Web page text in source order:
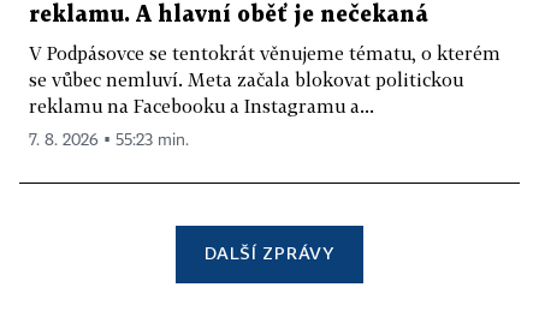
reklamu. A hlavní oběť je nečekaná
V Podpásovce se tentokrát věnujeme tématu, o kterém
se vůbec nemluví. Meta začala blokovat politickou
reklamu na Facebooku a Instagramu a...
7. 8. 2026 ▪ 55:23 min.
DALŠÍ ZPRÁVY